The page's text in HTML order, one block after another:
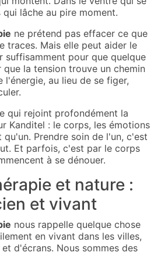
qui lâche au pire moment.
ne prétend pas effacer ce que
traces. Mais elle peut aider le
suffisamment pour que quelque
que la tension trouve un chemin
l'énergie, au lieu de se figer,
qui rejoint profondément la
Kanditel : le corps, les émotions
Prendre soin de l'un, c'est
Et parfois, c'est par le corps
à se dénouer.
et nature :
et vivant
nous rappelle quelque chose
en vivant dans les villes,
d'écrans. Nous sommes des